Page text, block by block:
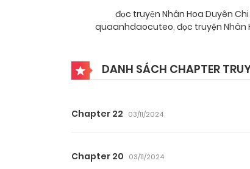
đọc truyện Nhân Hoa Duyên
quaanhdaocuteo, đọc truyện Nhân
DANH SÁCH CHAPTER
Chapter 22 03/11/2024
Chapter 20 03/11/2024